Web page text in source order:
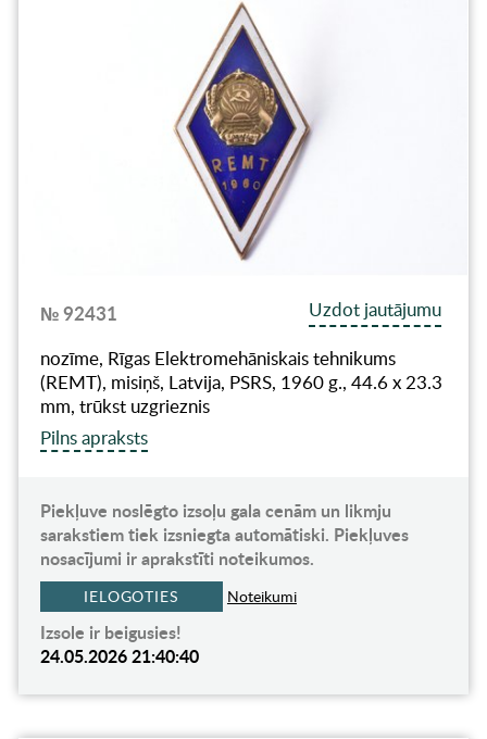
№ 92431
Uzdot jautājumu
nozīme, Rīgas Elektromehāniskais tehnikums
(REMT), misiņš, Latvija, PSRS, 1960 g., 44.6 x 23.3
mm, trūkst uzgrieznis
Pilns apraksts
Piekļuve noslēgto izsoļu gala cenām un likmju
sarakstiem tiek izsniegta automātiski. Piekļuves
nosacījumi ir aprakstīti noteikumos.
IELOGOTIES Noteikumi
Izsole ir beigusies!
24.05.2026 21:40:40